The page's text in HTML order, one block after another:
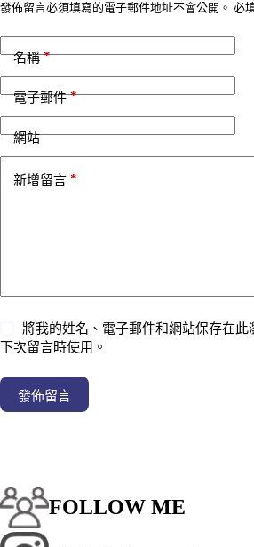
發佈留言必須填寫的電子郵件地址不會公開。 必
名稱*
電子郵件*
網站
新增留言 *
將我的姓名、電子郵件和網站保存在此
下次留言時使用。
發佈留言
FOLLOW ME